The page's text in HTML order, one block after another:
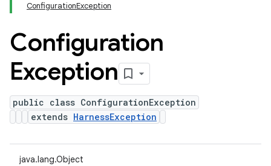
ConfigurationException
Configuration
Exception
public class ConfigurationException
extends HarnessException
java.lang.Object